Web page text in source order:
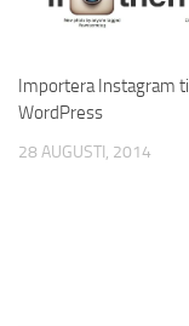
Importera Instagram till
WordPress
28 AUGUSTI, 2014